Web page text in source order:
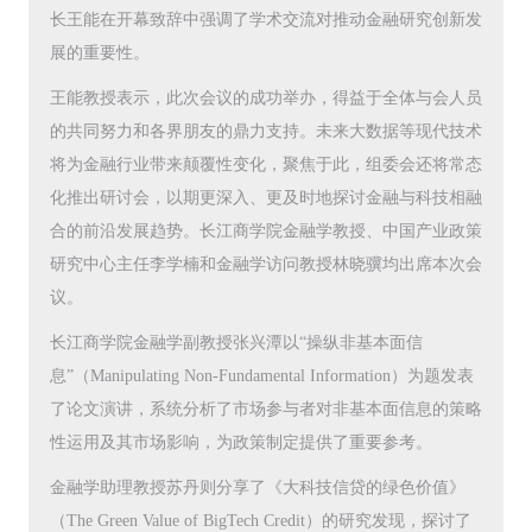
长王能在开幕致辞中强调了学术交流对推动金融研究创新发
展的重要性。
王能教授表示，此次会议的成功举办，得益于全体与会人员
的共同努力和各界朋友的鼎力支持。未来大数据等现代技术
将为金融行业带来颠覆性变化，聚焦于此，组委会还将常态
化推出研讨会，以期更深入、更及时地探讨金融与科技相融
合的前沿发展趋势。长江商学院金融学教授、中国产业政策
研究中心主任李学楠和金融学访问教授林晓骥均出席本次会
议。
长江商学院金融学副教授张兴潭以“操纵非基本面信
息”（Manipulating Non-Fundamental Information）为题发表
了论文演讲，系统分析了市场参与者对非基本面信息的策略
性运用及其市场影响，为政策制定提供了重要参考。
金融学助理教授苏丹则分享了《大科技信贷的绿色价值》
（The Green Value of BigTech Credit）的研究发现，探讨了